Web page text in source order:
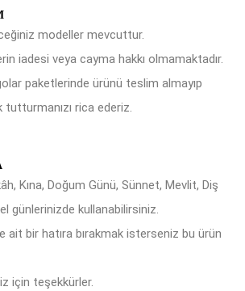
modeller mevcuttur.
iadesi veya cayma hakkı olmamaktadır.
paketlerinde ürünü teslim almayıp
rica ederiz.
Kına, Doğum Günü, Sünnet, Mevlit, Diş
günlerinizde kullanabilirsiniz.
ait bir hatıra bırakmak isterseniz bu ürün
için teşekkürler.